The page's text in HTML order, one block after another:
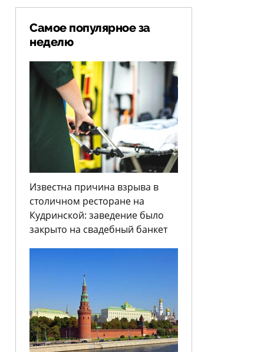
Самое популярное за
неделю
Известна причина взрыва в
столичном ресторане на
Кудринской: заведение было
закрыто на свадебный банкет